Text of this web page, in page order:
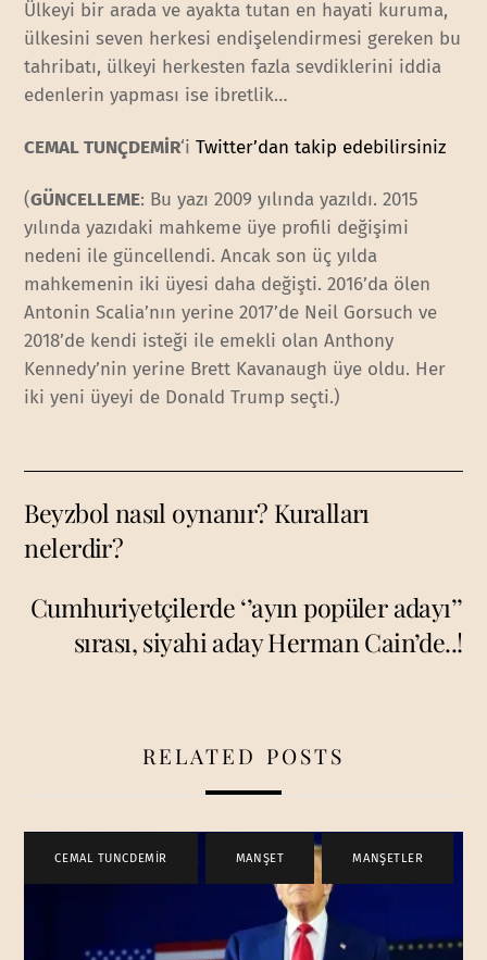
Ülkeyi bir arada ve ayakta tutan en hayati kuruma,
ülkesini seven herkesi endişelendirmesi gereken bu
tahribatı, ülkeyi herkesten fazla sevdiklerini iddia
edenlerin yapması ise ibretlik…
CEMAL TUNÇDEMİR‘iTwitter’dan takip edebilirsiniz
(GÜNCELLEME: Bu yazı 2009 yılında yazıldı. 2015
yılında yazıdaki mahkeme üye profili değişimi
nedeni ile güncellendi. Ancak son üç yılda
mahkemenin iki üyesi daha değişti. 2016’da ölen
Antonin Scalia’nın yerine 2017’de Neil Gorsuch ve
2018’de kendi isteği ile emekli olan Anthony
Kennedy’nin yerine Brett Kavanaugh üye oldu. Her
iki yeni üyeyi de Donald Trump seçti.)
Beyzbol nasıl oynanır? Kuralları
nelerdir?
Cumhuriyetçilerde ‘’ayın popüler adayı’’
sırası, siyahi aday Herman Cain’de..!
RELATED POSTS
CEMAL TUNCDEMİR MANŞET , MANŞETLER